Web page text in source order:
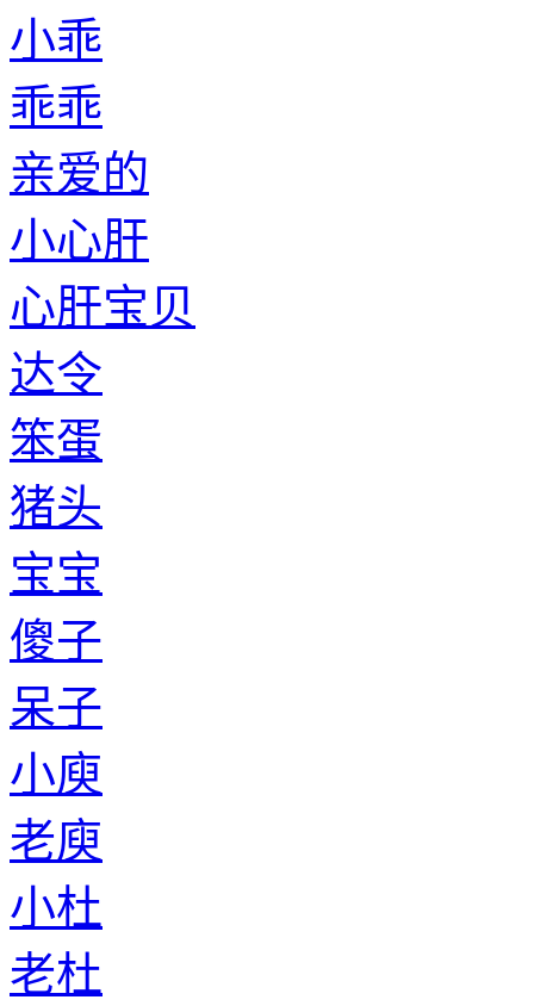
小乖
乖乖
亲爱的
小心肝
心肝宝贝
达令
笨蛋
猪头
宝宝
傻子
呆子
小庾
老庾
小杜
老杜